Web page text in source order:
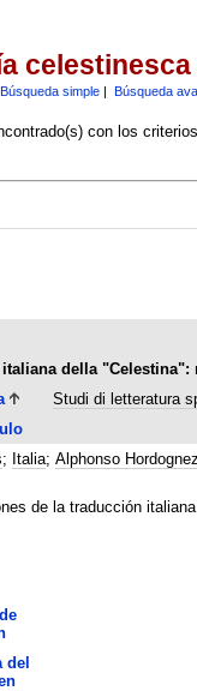
celestinesca
Búsqueda simple| Búsqueda
con los
della
Studi di letteratura
; Italia; Alphonso
de la traducción
del